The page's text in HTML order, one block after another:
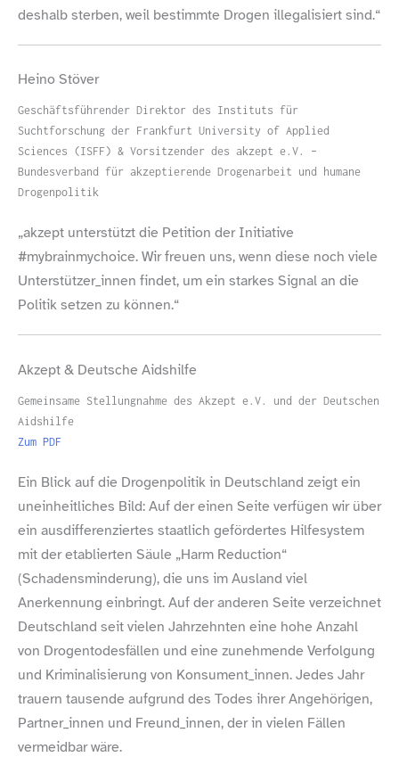
deshalb sterben, weil bestimmte Drogen illegalisiert sind.“
Heino Stöver
Geschäftsführender Direktor des Instituts für
Suchtforschung der Frankfurt University of Applied
Sciences (ISFF) & Vorsitzender des akzept e.V. –
Bundesverband für akzeptierende Drogenarbeit und humane
Drogenpolitik
„akzept unterstützt die Petition der Initiative
#mybrainmychoice. Wir freuen uns, wenn diese noch viele
Unterstützer_​innen findet, um ein starkes Signal an die
Politik setzen zu können.“
Akzept & Deutsche Aidshilfe
Gemeinsame Stellungnahme des Akzept e.V. und der Deutschen
Aidshilfe
Zum PDF
Ein Blick auf die Drogenpolitik in Deutschland zeigt ein
uneinheitliches Bild: Auf der einen Seite verfügen wir über
ein ausdifferenziertes staatlich gefördertes Hilfesystem
mit der etablierten Säule „Harm Reduction“
(Schadensminderung), die uns im Ausland viel
Anerkennung einbringt. Auf der anderen Seite verzeichnet
Deutschland seit vielen Jahrzehnten eine hohe Anzahl
von Drogentodesfällen und eine zunehmende Verfolgung
und Kriminalisierung von Konsument_​innen. Jedes Jahr
trauern tausende aufgrund des Todes ihrer Angehörigen,
Partner_​innen und Freund_​innen, der in vielen Fällen
vermeidbar wäre.